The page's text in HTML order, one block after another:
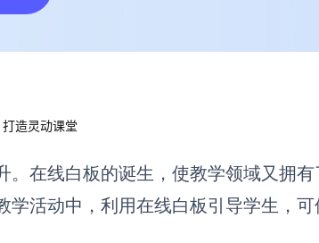
造灵动课堂
。在线白板的诞生，使教学领域又拥
活动中，利用在线白板引导学生，可